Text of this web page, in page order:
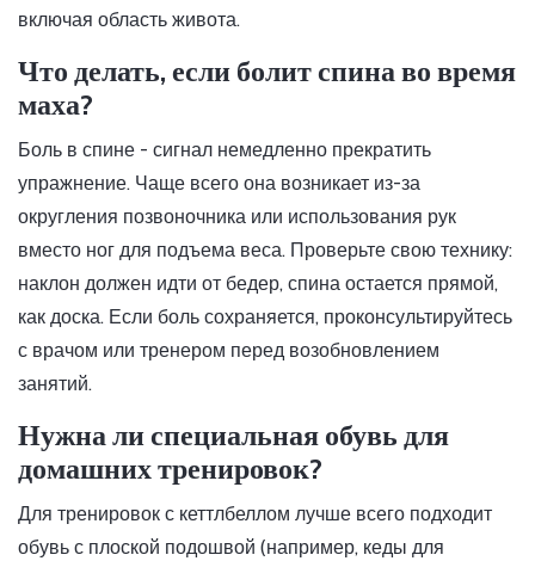
включая область живота.
Что делать, если болит спина во время
маха?
Боль в спине - сигнал немедленно прекратить
упражнение. Чаще всего она возникает из-за
округления позвоночника или использования рук
вместо ног для подъема веса. Проверьте свою технику:
наклон должен идти от бедер, спина остается прямой,
как доска. Если боль сохраняется, проконсультируйтесь
с врачом или тренером перед возобновлением
занятий.
Нужна ли специальная обувь для
домашних тренировок?
Для тренировок с кеттлбеллом лучше всего подходит
обувь с плоской подошвой (например, кеды для